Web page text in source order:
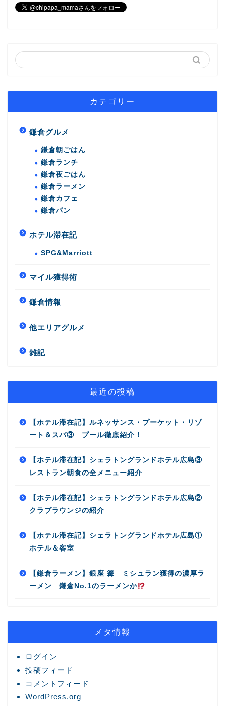
カテゴリー
鎌倉グルメ
鎌倉朝ごはん
鎌倉ランチ
鎌倉夜ごはん
鎌倉ラーメン
鎌倉カフェ
鎌倉パン
ホテル滞在記
SPG&Marriott
マイル獲得術
鎌倉情報
他エリアグルメ
雑記
最近の投稿
【ホテル滞在記】ルネッサンス・プーケット・リゾ
ート＆スパ③ プール徹底紹介！
【ホテル滞在記】シェラトングランドホテル広島③
レストラン朝食の全メニュー紹介
【ホテル滞在記】シェラトングランドホテル広島②
クラブラウンジの紹介
【ホテル滞在記】シェラトングランドホテル広島①
ホテル＆客室
【鎌倉ラーメン】銀座 篝 ミシュラン獲得の濃厚ラ
ーメン 鎌倉No.1のラーメンか
メタ情報
ログイン
投稿フィード
コメントフィード
WordPress.org